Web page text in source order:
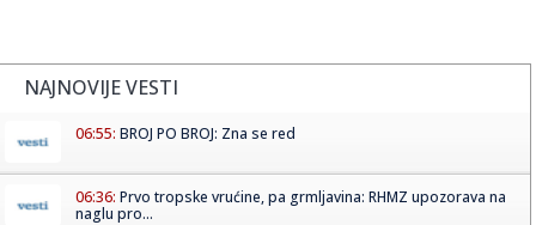
NAJNOVIJE VESTI
06:55: BROJ PO BROJ: Zna se red
06:36: Prvo tropske vrućine, pa grmljavina: RHMZ upozorava na
naglu pro...